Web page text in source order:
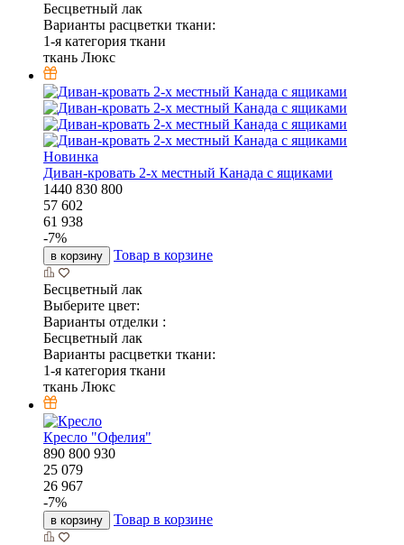
Бесцветный лак
Варианты расцветки ткани:
1-я категория ткани
ткань Люкс
Новинка
Диван-кровать 2-х местный Канада с ящиками
1440 830 800
57 602
61 938
-7%
в корзину Товар в корзине
Бесцветный лак
Выберите цвет:
Варианты отделки :
Бесцветный лак
Варианты расцветки ткани:
1-я категория ткани
ткань Люкс
Кресло "Офелия"
890 800 930
25 079
26 967
-7%
в корзину Товар в корзине